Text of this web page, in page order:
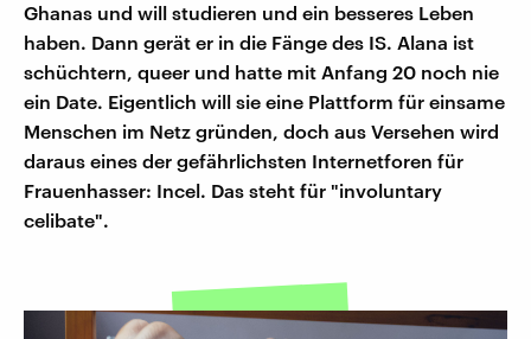
Ghanas und will studieren und ein besseres Leben
haben. Dann gerät er in die Fänge des IS. Alana ist
schüchtern, queer und hatte mit Anfang 20 noch nie
ein Date. Eigentlich will sie eine Plattform für einsame
Menschen im Netz gründen, doch aus Versehen wird
daraus eines der gefährlichsten Internetforen für
Frauenhasser: Incel. Das steht für "involuntary
celibate".